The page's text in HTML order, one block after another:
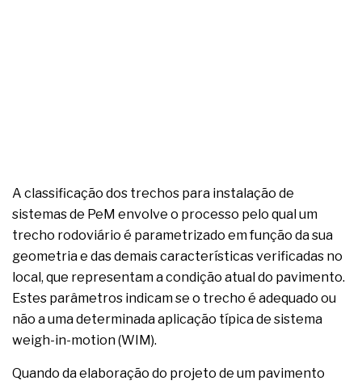
A classificação dos trechos para instalação de
sistemas de PeM envolve o processo pelo qual um
trecho rodoviário é parametrizado em função da sua
geometria e das demais características verificadas no
local, que representam a condição atual do pavimento.
Estes parâmetros indicam se o trecho é adequado ou
não a uma determinada aplicação típica de sistema
weigh-in-motion (WIM).
Quando da elaboração do projeto de um pavimento